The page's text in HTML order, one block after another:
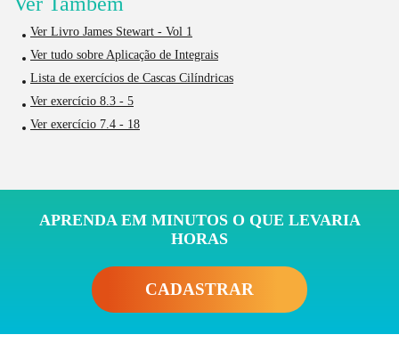
Ver Livro James Stewart - Vol 1
Ver tudo sobre Aplicação de Integrais
Lista de exercícios de Cascas Cilíndricas
Ver exercício 8.3 - 5
Ver exercício 7.4 - 18
APRENDA EM MINUTOS O QUE LEVARIA
HORAS
CADASTRAR